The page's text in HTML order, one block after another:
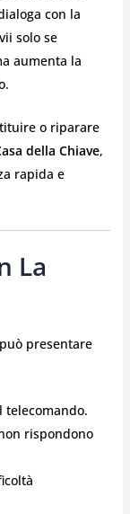
con la
solo se
aumenta la
o riparare
della Chiave,
rapida e
La
presentare
telecomando.
rispondono